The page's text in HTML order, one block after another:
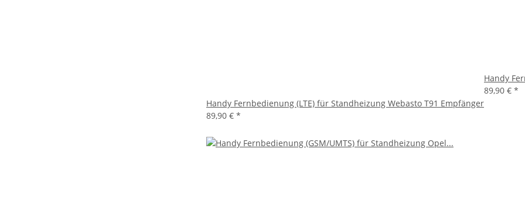
Handy Fernbedienung (LTE) für Standheizung Webasto T91 Empfänger
89,90 € *
Handy
89,90 € *